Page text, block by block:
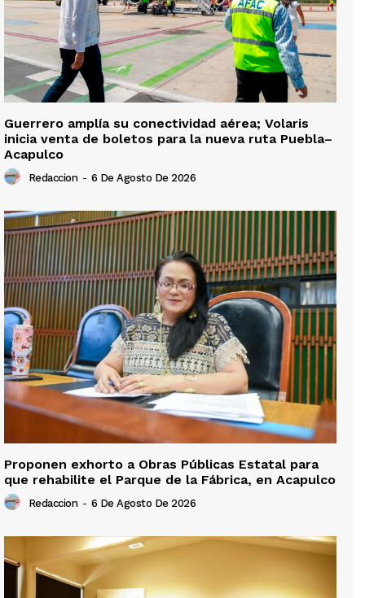
Guerrero amplía su conectividad aérea; Volaris
inicia venta de boletos para la nueva ruta Puebla–
Acapulco
Redaccion - 6 De Agosto De 2026
Proponen exhorto a Obras Públicas Estatal para
que rehabilite el Parque de la Fábrica, en Acapulco
Redaccion - 6 De Agosto De 2026